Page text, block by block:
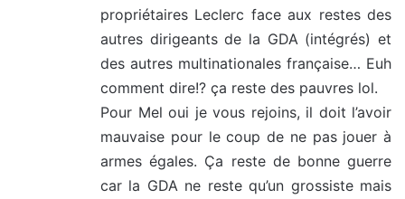
propriétaires Leclerc face aux restes des
autres dirigeants de la GDA (intégrés) et
des autres multinationales française… Euh
comment dire!? ça reste des pauvres lol.
Pour Mel oui je vous rejoins, il doit l’avoir
mauvaise pour le coup de ne pas jouer à
armes égales. Ça reste de bonne guerre
car la GDA ne reste qu’un grossiste mais